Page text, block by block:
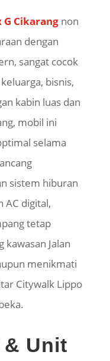
Cikarangnon
dengan
sangat cocok
bisnis,
kabin luas dan
mobil ini
selama
sistem hiburan
AC digital,
tetap
Jalan
menikmati
Citywalk Lippo
& Unit